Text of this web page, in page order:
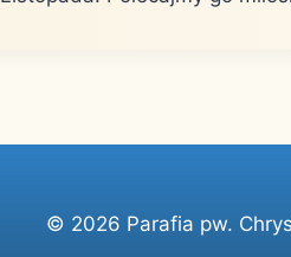
© 2026 Parafia pw.